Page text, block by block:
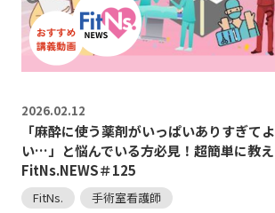
2026.02.12
「麻酔に使う薬剤がいっぱいありすぎて
い…」と悩んでいる方必見！超簡単に教え
FitNs.NEWS＃125
FitNs. 手術室看護師